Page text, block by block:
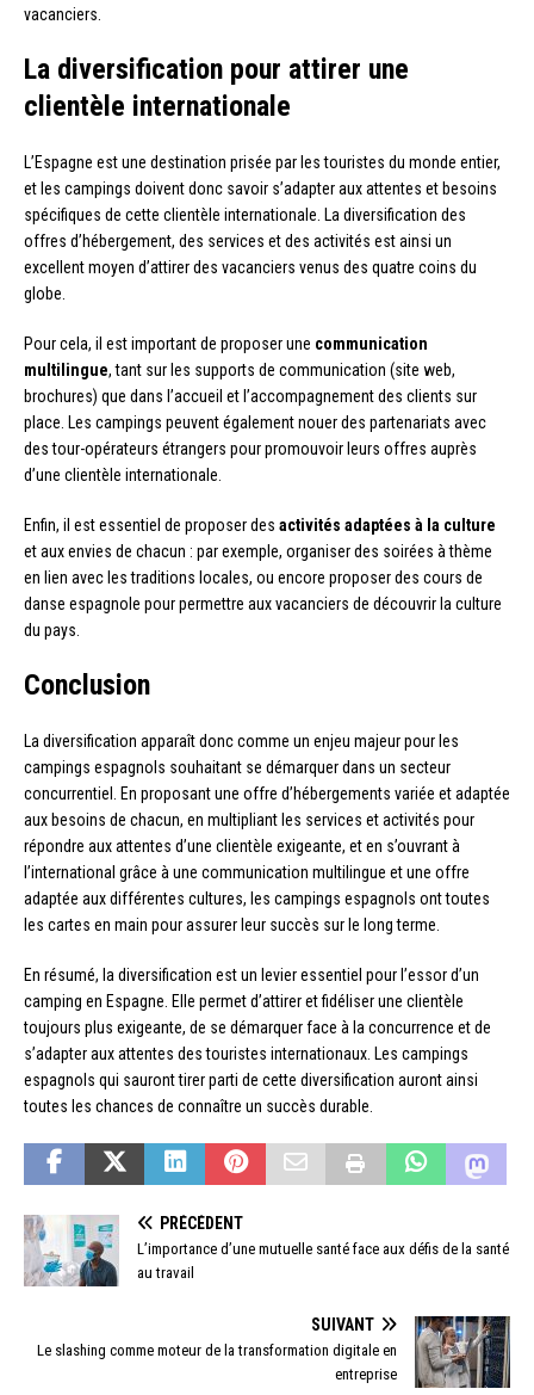
vacanciers.
La diversification pour attirer une
clientèle internationale
L’Espagne est une destination prisée par les touristes du monde entier,
et les campings doivent donc savoir s’adapter aux attentes et besoins
spécifiques de cette clientèle internationale. La diversification des
offres d’hébergement, des services et des activités est ainsi un
excellent moyen d’attirer des vacanciers venus des quatre coins du
globe.
Pour cela, il est important de proposer une communication
multilingue, tant sur les supports de communication (site web,
brochures) que dans l’accueil et l’accompagnement des clients sur
place. Les campings peuvent également nouer des partenariats avec
des tour-opérateurs étrangers pour promouvoir leurs offres auprès
d’une clientèle internationale.
Enfin, il est essentiel de proposer des activités adaptées à la culture
et aux envies de chacun : par exemple, organiser des soirées à thème
en lien avec les traditions locales, ou encore proposer des cours de
danse espagnole pour permettre aux vacanciers de découvrir la culture
du pays.
Conclusion
La diversification apparaît donc comme un enjeu majeur pour les
campings espagnols souhaitant se démarquer dans un secteur
concurrentiel. En proposant une offre d’hébergements variée et adaptée
aux besoins de chacun, en multipliant les services et activités pour
répondre aux attentes d’une clientèle exigeante, et en s’ouvrant à
l’international grâce à une communication multilingue et une offre
adaptée aux différentes cultures, les campings espagnols ont toutes
les cartes en main pour assurer leur succès sur le long terme.
En résumé, la diversification est un levier essentiel pour l’essor d’un
camping en Espagne. Elle permet d’attirer et fidéliser une clientèle
toujours plus exigeante, de se démarquer face à la concurrence et de
s’adapter aux attentes des touristes internationaux. Les campings
espagnols qui sauront tirer parti de cette diversification auront ainsi
toutes les chances de connaître un succès durable.
PRÉCÉDENT
L’importance d’une mutuelle santé face aux défis de la santé
au travail
SUIVANT
Le slashing comme moteur de la transformation digitale en
entreprise